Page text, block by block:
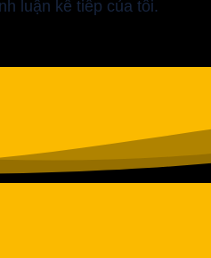
luận kế tiếp của tôi.